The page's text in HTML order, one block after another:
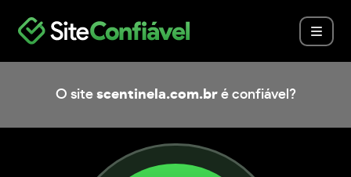
O site scentinela.com.bré confiável?